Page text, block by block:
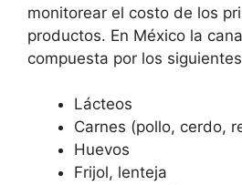
monitorear el costo de los
productos. En México la
compuesta por los
Lácteos
Carnes (pollo, cerdo,
Huevos
Frijol, lenteja